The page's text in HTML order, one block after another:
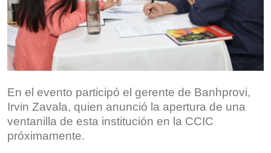
En el evento participó el gerente de Banhprovi,
Irvin Zavala, quien anunció la apertura de una
ventanilla de esta institución en la CCIC
próximamente.